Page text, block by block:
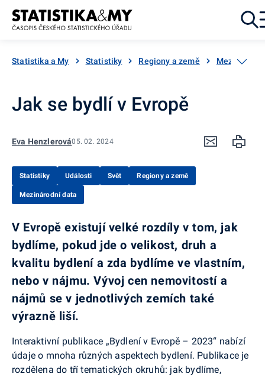
Přejít k obsahu
Statistika a My Statistiky Regiony a země
Jak se bydlí v Evropě
Eva Henzlerová05. 02. 2024
Statistiky Události Svět Regiony a země
Mezinárodní data
V Evropě existují velké rozdíly v tom, jak
bydlíme, pokud jde o velikost, druh a
kvalitu bydlení a zda bydlíme ve vlastním,
nebo v nájmu. Vývoj cen nemovitostí a
nájmů se v jednotlivých zemích také
výrazně liší.
Interaktivní publikace „Bydlení v Evropě – 2023“ nabízí
údaje o mnoha různých aspektech bydlení. Publikace je
rozdělena do tří tematických okruhů: jak bydlíme,